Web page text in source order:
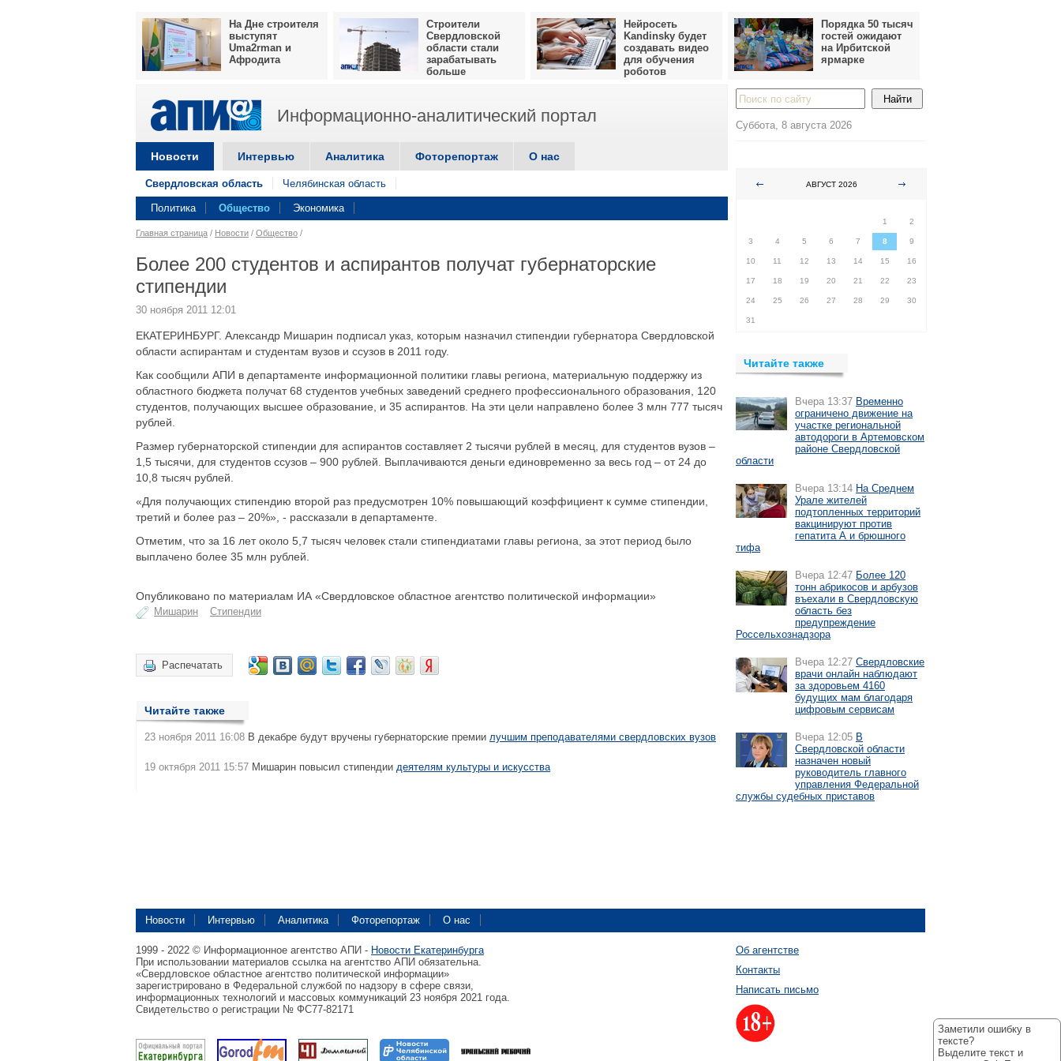
На Дне строителя
выступят
Uma2rman и
Афродита
Строители
Свердловской
области стали
зарабатывать
больше
Нейросеть
Kandinsky будет
создавать видео
для обучения
роботов
Порядка 50 тысяч
гостей ожидают
на Ирбитской
ярмарке
Информационно-аналитический портал
Новости Интервью Аналитика Фоторепортаж О нас
Свердловская область Челябинская область
Политика Общество Экономика
Главная страница / Новости / Общество /
Более 200 студентов и аспирантов получат губернаторские
стипендии
30 ноября 2011 12:01
ЕКАТЕРИНБУРГ. Александр Мишарин подписал указ, которым назначил стипендии губернатора Свердловской
области аспирантам и студентам вузов и ссузов в 2011 году.
Как сообщили АПИ в департаменте информационной политики главы региона, материальную поддержку из
областного бюджета получат 68 студентов учебных заведений среднего профессионального образования, 120
студентов, получающих высшее образование, и 35 аспирантов. На эти цели направлено более 3 млн 777 тысяч
рублей.
Размер губернаторской стипендии для аспирантов составляет 2 тысячи рублей в месяц, для студентов вузов –
1,5 тысячи, для студентов ссузов – 900 рублей. Выплачиваются деньги единовременно за весь год – от 24 до
10,8 тысяч рублей.
«Для получающих стипендию второй раз предусмотрен 10% повышающий коэффициент к сумме стипендии,
третий и более раз – 20%», - рассказали в департаменте.
Отметим, что за 16 лет около 5,7 тысяч человек стали стипендиатами главы региона, за этот период было
выплачено более 35 млн рублей.
Опубликовано по материалам ИА «Свердловское областное агентство политической информации»
Мишарин Стипендии
Распечатать
Читайте также
23 ноября 2011 16:08 В декабре будут вручены губернаторские премии лучшим преподавателями свердловских вузов
19 октября 2011 15:57 Мишарин повысил стипендии деятелям культуры и искусства
Суббота, 8 августа 2026
АВГУСТ 2026
1
2
3 4 5 6 7 8 9
10 11 12 13 14 15 16
17 18 19 20 21 22 23
24 25 26 27 28 29 30
31
Читайте также
Вчера 13:37 Временно
ограничено движение на
участке региональной
автодороги в Артемовском
районе Свердловской
области
Вчера 13:14 На Среднем
Урале жителей
подтопленных территорий
вакцинируют против
гепатита А и брюшного
тифа
Вчера 12:47 Более 120
тонн абрикосов и арбузов
въехали в Свердловскую
область без
предупреждение
Россельхознадзора
Вчера 12:27 Свердловские
врачи онлайн наблюдают
за здоровьем 4160
будущих мам благодаря
цифровым сервисам
Вчера 12:05 В
Свердловской области
назначен новый
руководитель главного
управления Федеральной
службы судебных приставов
Новости Интервью Аналитика Фоторепортаж О нас
1999 - 2022 © Информационное агентство АПИ - Новости Екатеринбурга
При использовании материалов ссылка на агентство АПИ обязательна.
«Свердловское областное агентство политической информации»
зарегистрировано в Федеральной службой по надзору в сфере связи,
информационных технологий и массовых коммуникаций 23 ноября 2021 года.
Свидетельство о регистрации № ФС77-82171
Об агентстве
Контакты
Написать письмо
Заметили ошибку в
тексте?
Выделите текст и